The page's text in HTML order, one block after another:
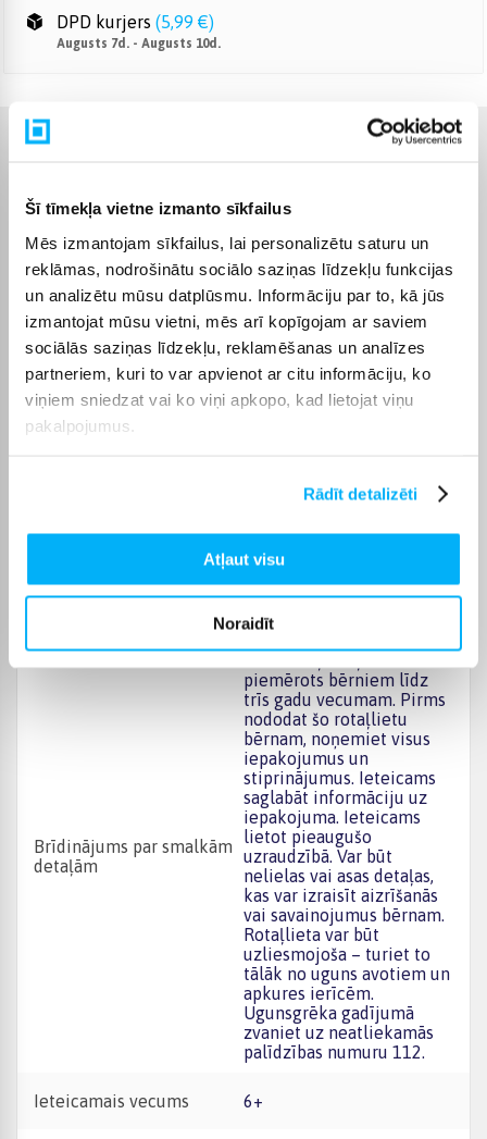
Šī tīmekļa vietne izmanto sīkfailus
Mēs izmantojam sīkfailus, lai personalizētu saturu un
reklāmas, nodrošinātu sociālo saziņas līdzekļu funkcijas
un analizētu mūsu datplūsmu. Informāciju par to, kā jūs
izmantojat mūsu vietni, mēs arī kopīgojam ar saviem
sociālās saziņas līdzekļu, reklamēšanas un analīzes
partneriem, kuri to var apvienot ar citu informāciju, ko
viņiem sniedzat vai ko viņi apkopo, kad lietojat viņu
pakalpojumus.
Rādīt detalizēti
Atļaut visu
Noraidīt
DPD kurjers (5,99 €)
Augusts 7d. - Augusts 10d.
Ražotājs LEGO
Komplektēšanas valsts Ungārija
Augstums 70 mm
Platums 262 mm
Dziļums
403
Brīdinājums! Aizrīšanās
risks, sīkas detaļas.
Brīdinājums par smalkām
detaļām
piemērots bērniem līdz
trīs gadu vecumam. Pirms
nododat šo rotaļlietu
bērnam, noņemiet visus
iepakojumus un
stiprinājumus. Ieteicams
saglabāt informāciju uz
iepakojuma. Ieteicams
lietot pieaugušo
uzraudzībā. Var būt
nelielas vai asas detaļas,
kas var izraisīt aizrīšanās
vai savainojumus bērnam.
Rotaļlieta var būt
uzliesmojoša – turiet to
tālāk no uguns avotiem un
apkures ierīcēm.
Ugunsgrēka gadījumā
zvaniet uz neatliekamās
palīdzības numuru 112.
Ieteicamais vecums 6+